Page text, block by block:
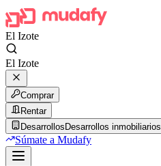
El Izote
El Izote
Comprar
Rentar
Desarrollos Desarrollos inmobiliarios
Súmate a Mudafy